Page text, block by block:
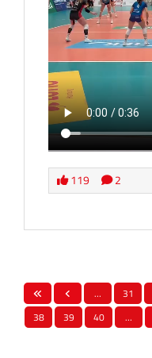
119 2
… 31
38
39 40 …